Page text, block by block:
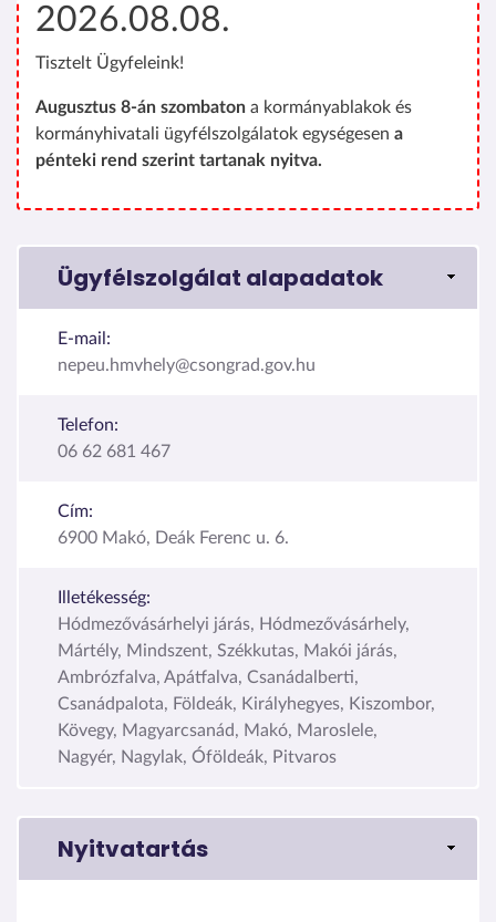
2026.08.08.
Tisztelt Ügyfeleink!
Augusztus 8-án szombaton a kormányablakok és
kormányhivatali ügyfélszolgálatok egységesen a
pénteki rend szerint tartanak nyitva.
Ügyfélszolgálat alapadatok
E-mail:
nepeu.hmvhely@csongrad.gov.hu
Telefon:
06 62 681 467
Cím:
6900 Makó, Deák Ferenc u. 6.
Illetékesség:
Hódmezővásárhelyi járás, Hódmezővásárhely,
Mártély, Mindszent, Székkutas, Makói járás,
Ambrózfalva, Apátfalva, Csanádalberti,
Csanádpalota, Földeák, Királyhegyes, Kiszombor,
Kövegy, Magyarcsanád, Makó, Maroslele,
Nagyér, Nagylak, Óföldeák, Pitvaros
Nyitvatartás